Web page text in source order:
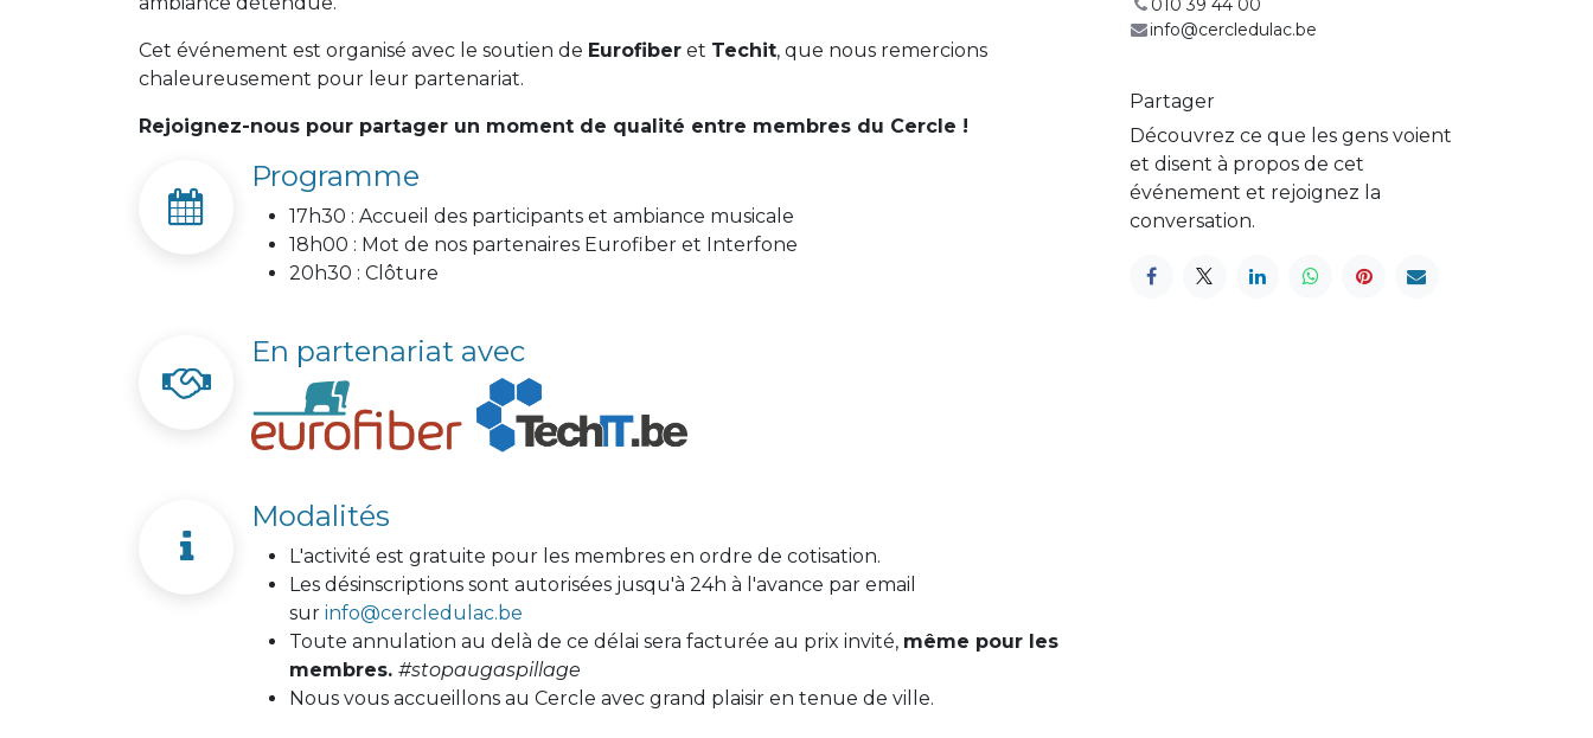
Cet événement est organisé avec le soutien de Eurofiber et Techit, que nous remercions
chaleureusement pour leur partenariat.
Rejoignez-nous pour partager un moment de qualité entre membres du Cercle !
Programme
17h30 : Accueil des participants et ambiance musicale
18h00 : Mot de nos partenaires Eurofiber et Interfone
20h30 : Clôture
En partenariat avec
Modalités
L'activité est gratuite pour les membres en ordre de cotisation.
Les désinscriptions sont autorisées jusqu'à 24h à l'avance par email
sur info@cercledulac.be
Toute annulation au delà de ce délai sera facturée au prix invité, même pour les
membres. #stopaugaspillage
Nous vous accueillons au Cercle avec grand plaisir en tenue de ville.
010 39 44 00
info@cercledulac.be
Partager
Découvrez ce que les gens voient
et disent à propos de cet
événement et rejoignez la
conversation.